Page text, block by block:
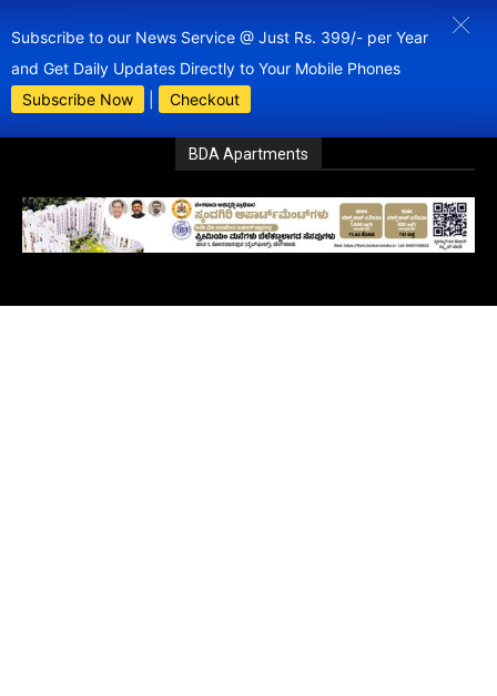
Subscribe to our News Service @ Just Rs. 399/- per Year
and Get Daily Updates Directly to Your Mobile Phones
Subscribe Now
Checkout
BDA Apartments